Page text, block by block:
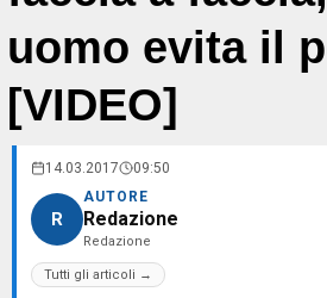
uomo evita il
[VIDEO]
14.03.2017 09:50
R
AUTORE
Redazione
Redazione
Tutti gli articoli →